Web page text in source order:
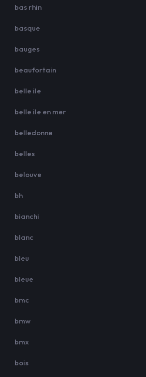
bas rhin
basque
bauges
beaufortain
belle ile
belle ile en mer
belledonne
belles
belouve
bh
bianchi
blanc
bleu
bleue
bmc
bmw
bmx
bois